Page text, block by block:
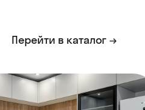
Перейти в каталог